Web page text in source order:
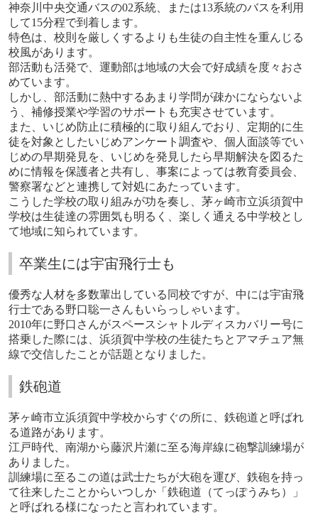
神奈川中央交通バスの02系統、または13系統のバスを利用
して15分程で到着します。
特色は、校則を厳しくするよりも生徒の自主性を重んじる
校風があります。
部活動も活発で、運動部は地域の大会で好成績を度々おさ
めています。
しかし、部活動に熱中するあまり学問が疎かにならないよ
う、補修授業や学習のサポートも充実させています。
また、いじめ防止に積極的に取り組んでおり、定期的に生
徒を対象としたいじめアンケート調査や、個人面談等でい
じめの早期発見を、いじめを発見したら早期解決を図るた
めに情報を保護者と共有し、事案によっては教育委員会、
警察署などと連携して対処にあたっています。
こうした学校の取り組みが功を奏し、茅ヶ崎市立浜須賀中
学校は生徒達の雰囲気も明るく、楽しく通える中学校とし
て地域に知られています。
卒業生には宇宙飛行士も
優秀な人材を多数輩出している同校ですが、中には宇宙飛
行士である野口聡一さんもいらっしゃいます。
2010年に野口さんがスペースシャトルディスカバリー号に
搭乗した際には、浜須賀中学校の生徒たちとアマチュア無
線で交信したことが話題となりました。
鉄砲道
茅ヶ崎市立浜須賀中学校からすぐの所に、鉄砲道と呼ばれ
る道路があります。
江戸時代、南湖から藤沢片瀬に至る海岸線に砲撃訓練場が
ありました。
訓練場に至るこの道は武士たちが大砲を運び、鉄砲を持っ
て往来したことからいつしか「鉄砲道（てっぽうみち）」
と呼ばれる様になったと言われています。